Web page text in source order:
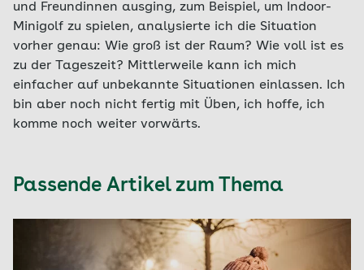
und Freundinnen ausging, zum Beispiel, um Indoor-
Minigolf zu spielen, analysierte ich die Situation
vorher genau: Wie groß ist der Raum? Wie voll ist es
zu der Tageszeit? Mittlerweile kann ich mich
einfacher auf unbekannte Situationen einlassen. Ich
bin aber noch nicht fertig mit Üben, ich hoffe, ich
komme noch weiter vorwärts.
Passende Artikel zum Thema